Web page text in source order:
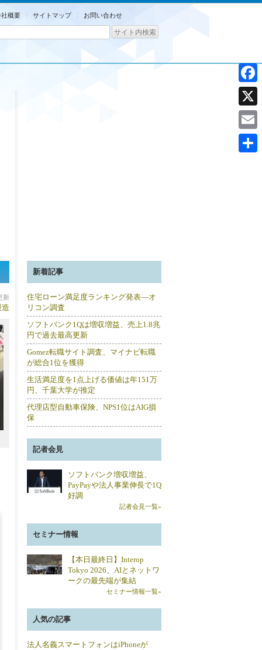
社概要 サイトマップ お問い合わせ
新
造
新着記事
住宅ローン満足度ランキング発表―オ
リコン調査
ソフトバンク1Qは増収増益、売上1.8兆
円で過去最高更新
Gomez転職サイト調査、マイナビ転職
が総合1位を獲得
生活満足度を1点上げる価値は年151万
円、千葉大学が推定
代理店型自動車保険、NPS1位はAIG損
保
記者会見
ソフトバンク増収増益、
PayPayや法人事業伸長で1Q
好調
記者会見一覧»
セミナー情報
【本日最終日】Interop
Tokyo 2026、AIとネットワ
ークの最先端が集結
セミナー情報一覧»
人気の記事
法人名義スマートフォンはiPhoneが
X
Email